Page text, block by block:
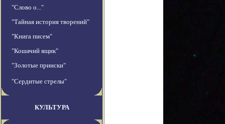
"Слово о..."
"Тайная история творений"
"Книга писем"
"Кошачий ящик"
"Золотые прииски"
"Сердитые стрелы"
КУЛЬТУРА